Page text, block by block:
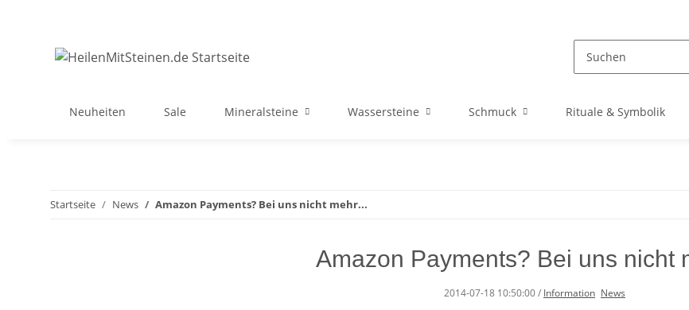
Neuheiten Sale Mineralsteine Wassersteine Schmuck Rituale & Symbolik
Startseite News Amazon Payments? Bei uns nicht mehr...
Amazon Payments? Bei uns nicht
2014-07-18 10:50:00/ Information News